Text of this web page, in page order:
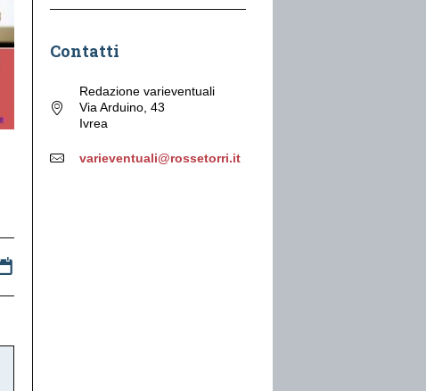
Contatti
Redazione varieventuali
Via Arduino, 43
Ivrea
varieventuali@rossetorri.it